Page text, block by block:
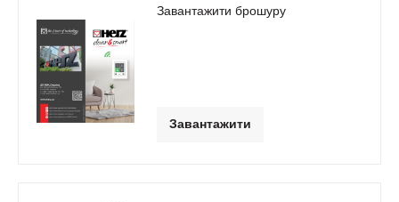
Завантажити брошуру
Завантажити